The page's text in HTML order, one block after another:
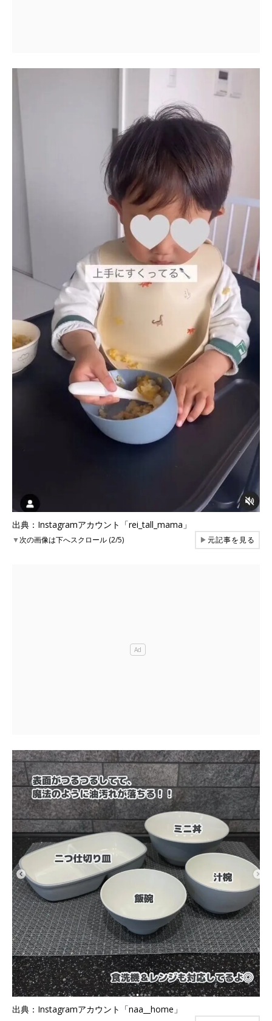
出典：Instagramアカウント「rei_tall_mama」
▼次の画像は下へスクロール (2/5) ▶元記事を見る
出典：Instagramアカウント「naa__home」